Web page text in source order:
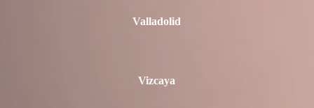
Valladolid
Vizcaya